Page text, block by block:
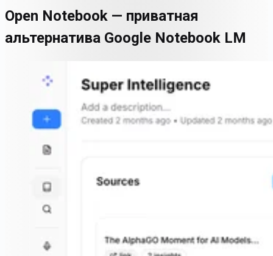
Open Notebook — приватная
альтернатива Google Notebook LM